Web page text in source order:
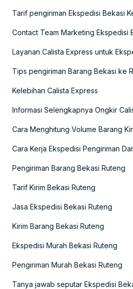
Tarif pengiriman Ekspedisi Bekasi
Contact Team Marketing Ekspedisi
Layanan Calista Express untuk
Tips pengiriman Barang Bekasi ke
Kelebihan Calista Express
Informasi Selengkapnya Ongkir
Cara Menghitung Volume Barang
Cara Kerja Ekspedisi Pengiriman
Pengiriman Barang Bekasi Ruteng
Tarif Kirim Bekasi Ruteng
Jasa Ekspedisi Bekasi Ruteng
Kirim Barang Bekasi Ruteng
Ekspedisi Murah Bekasi Ruteng
Pengiriman Murah Bekasi Ruteng
Tanya jawab seputar Ekspedisi